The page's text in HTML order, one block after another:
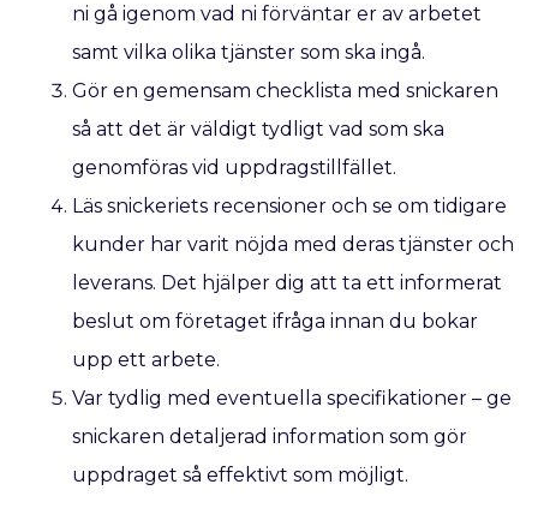
ni gå igenom vad ni förväntar er av arbetet
samt vilka olika tjänster som ska ingå.
Gör en gemensam checklista med snickaren
så att det är väldigt tydligt vad som ska
genomföras vid uppdragstillfället.
Läs snickeriets recensioner och se om tidigare
kunder har varit nöjda med deras tjänster och
leverans. Det hjälper dig att ta ett informerat
beslut om företaget ifråga innan du bokar
upp ett arbete.
Var tydlig med eventuella specifikationer – ge
snickaren detaljerad information som gör
uppdraget så effektivt som möjligt.